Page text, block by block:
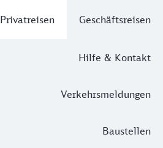
Privatreisen Geschäftsreisen
Hilfe & Kontakt
Verkehrsmeldungen
Baustellen